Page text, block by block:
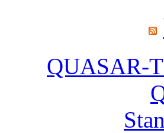
QUASAR-